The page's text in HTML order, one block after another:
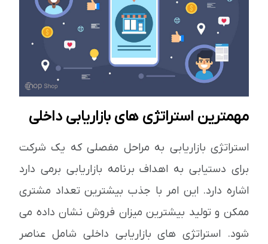
مهمترین استراتژی های بازاریابی داخلی
استراتژی بازاریابی به مراحل مفصلی که یک شرکت
برای دستیابی به اهداف برنامه بازاریابی برمی دارد
اشاره دارد. این امر با جذب بیشترین تعداد مشتری
ممکن و تولید بیشترین میزان فروش نشان داده می
شود. استراتژی های بازاریابی داخلی شامل عناصر